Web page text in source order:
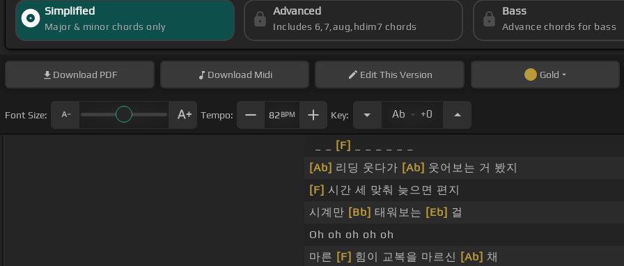
Simplified
Major & minor chords only
Advanced
Includes 6,7,aug,hdim7 chords
Bass
Advance chords for bass
Download PDF Download Midi EditThis Version Gold
Font Size: Tempo: 82 BPM Key: Ab . +0
[F]
[Ab] 리딩 웃다가 [Ab] 웃어보는 거 봤지
[F] 시간 세 맞춰 늦으면 편지
시계만 [Bb] 태워보는 [Eb] 걸
Oh oh oh oh oh
마른 [F] 힘이 교복을 마르신 [Ab] 채